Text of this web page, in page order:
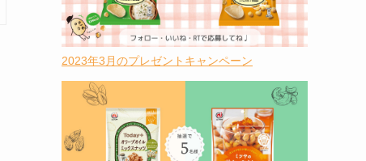
2023年3月のプレゼントキャンペーン